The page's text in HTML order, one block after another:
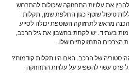
את עלויות התחזוקה שיכולות להתרחש
טיפול שוטף כגון החלפת שמן, תקלות
הכנה מראש לתחזוקה השוטפת יכולה לסייע
בעתיד. יש לקחת בחשבון את גיל הרכב,
הצרכים התחזוקתיים שלו.
של הרכב. האם היו תקלות קודמות?
פרט עשוי להשפיע על עלויות התחזוקה